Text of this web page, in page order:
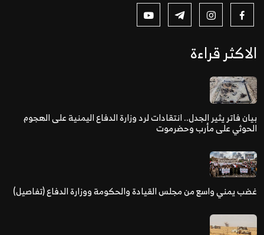
الاكثر قراءة
بيان فاتر يثير الجدل.. انتقادات لرد وزارة الدفاع اليمنية على الهجوم
الحوثي على مأرب وحضرموت
غضب يمني واسع من مجلس القيادة والحكومة ووزارة الدفاع (تفاصيل)